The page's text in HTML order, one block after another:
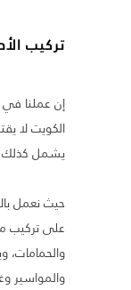
تركيب
إن عملنا
الكويت لا
يشمل كذلك
حيث نعمل
على تركيب
والمواسير